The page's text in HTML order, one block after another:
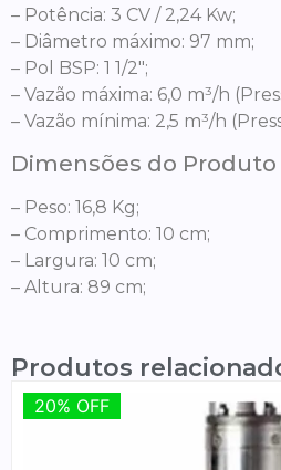
– Potência: 3 CV / 2,24 Kw;
– Diâmetro máximo: 97 mm;
– Pol BSP: 1 1/2″;
– Vazão máxima: 6,0 m³/h
– Vazão mínima: 2,5 m³/h
Dimensões do Produto
– Peso: 16,8 Kg;
– Comprimento: 10 cm;
– Largura: 10 cm;
– Altura: 89 cm;
Produtos
20% OFF
20% OFF